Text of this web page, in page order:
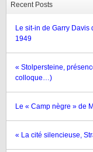
Recent Posts
Le sit-in de Garry Davis
1949
« Stolpersteine,
colloque…)
Le « Camp nègre » de
« La cité silencieuse,